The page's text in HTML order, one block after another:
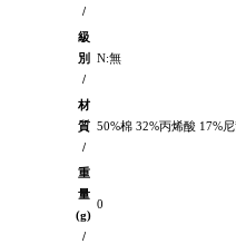
/
級
別
/
N:無
材
質
/
50%棉 32%丙烯酸 17%
重
量
(g)
/
0